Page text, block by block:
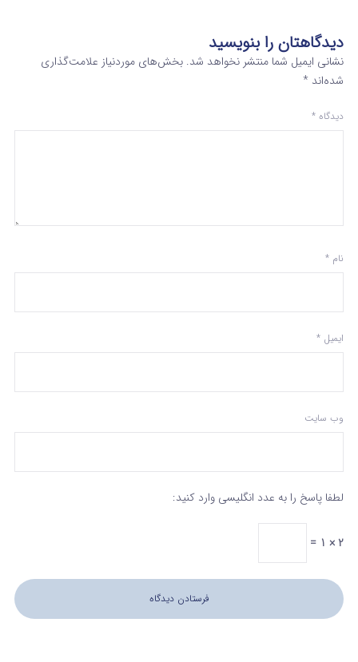
دیدگاهتان را بنویسید
نشانی ایمیل شما منتشر نخواهد شد. بخش‌های موردنیاز علامت‌گذاری
شده‌اند *
دیدگاه *
نام *
ایمیل *
وب‌ سایت
لطفا پاسخ را به عدد انگلیسی وارد کنید:
2 × 1 =